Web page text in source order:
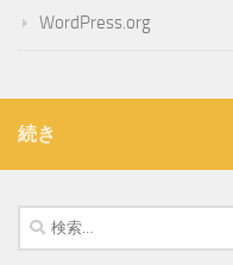
WordPress.org
続き
検
索: